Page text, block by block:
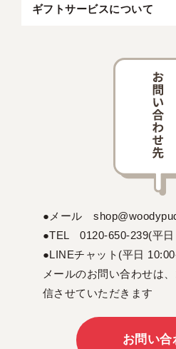
ギフトサービスについて
●メール
●TEL 0120-650-239(平日
●LINEチャット(平日
メールのお問い合わせは
信させていただきます
お問い合